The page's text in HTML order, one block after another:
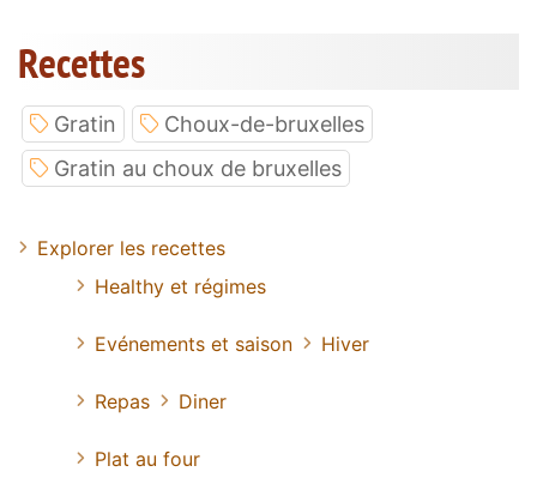
Recettes
Gratin
Choux-de-bruxelles
Gratin au choux de bruxelles
Explorer les recettes
Healthy et régimes
Evénements et saison Hiver
Repas Diner
Plat au four